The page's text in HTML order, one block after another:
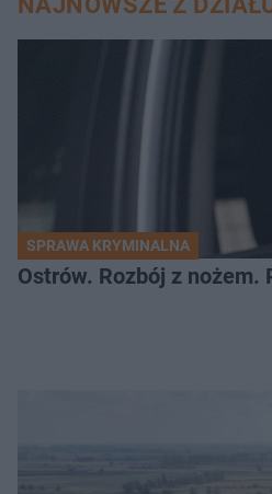
SPRAWA KRYMINALNA
Ostrów. Rozbój z nożem.